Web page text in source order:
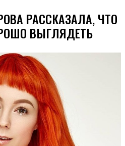
РАССКАЗАЛА, ЧТО
ВЫГЛЯДЕТЬ